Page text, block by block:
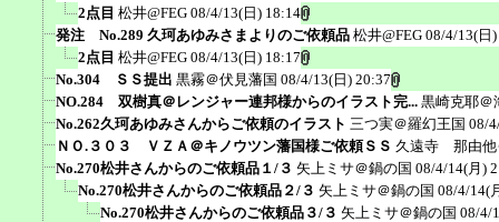
2点目 松井@FEG 08/4/13(日) 18:14
発注 No.289 久珂あゆみさまよりのご依頼品 松井@FEG 08/4/13(日
2点目 松井@FEG 08/4/13(日) 18:17
No.304 ＳＳ提出 黒霧＠伏見藩国 08/4/13(日) 20:37
NO.284 双樹真＠レンジャー連邦様からのイラスト完... 黒崎克耶＠
No.262久珂あゆみさんからご依頼のイラスト 三つ実＠羅幻王国 08/
ＮＯ.３０３ ＶＺＡ＠キノウツン藩国様ご依頼ＳＳ 久遠寺 那由他
No.270松井さんからのご依頼品１/３ 矢上ミサ＠鍋の国 08/4/14(月)
No.270松井さんからのご依頼品２/３ 矢上ミサ＠鍋の国 08/4/14(
No.270松井さんからのご依頼品３/３ 矢上ミサ＠鍋の国 08/4/